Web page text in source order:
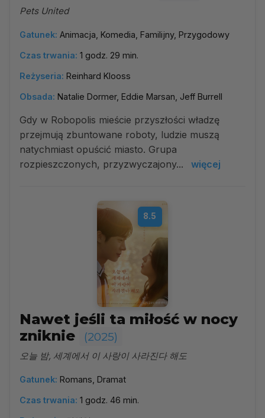
Pets United
Gatunek: Animacja, Komedia, Familijny, Przygodowy
Czas trwania: 1 godz. 29 min.
Reżyseria: Reinhard Klooss
Obsada: Natalie Dormer, Eddie Marsan, Jeff Burrell
Gdy w Robopolis mieście przyszłości władzę
przejmują zbuntowane roboty, ludzie muszą
natychmiast opuścić miasto. Grupa
rozpieszczonych, przyzwyczajony...
więcej
8.5
Nawet jeśli ta miłość w nocy
zniknie
(2025)
오늘 밤, 세계에서 이 사랑이 사라진다 해도
Gatunek: Romans, Dramat
Czas trwania: 1 godz. 46 min.